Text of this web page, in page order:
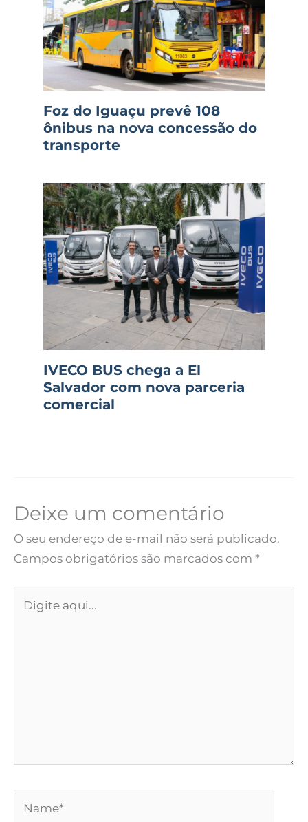
Foz do Iguaçu prevê 108
ônibus na nova concessão do
transporte
IVECO BUS chega a El
Salvador com nova parceria
comercial
Deixe um comentário
O seu endereço de e-mail não será publicado.
Campos obrigatórios são marcados com *
aqui...